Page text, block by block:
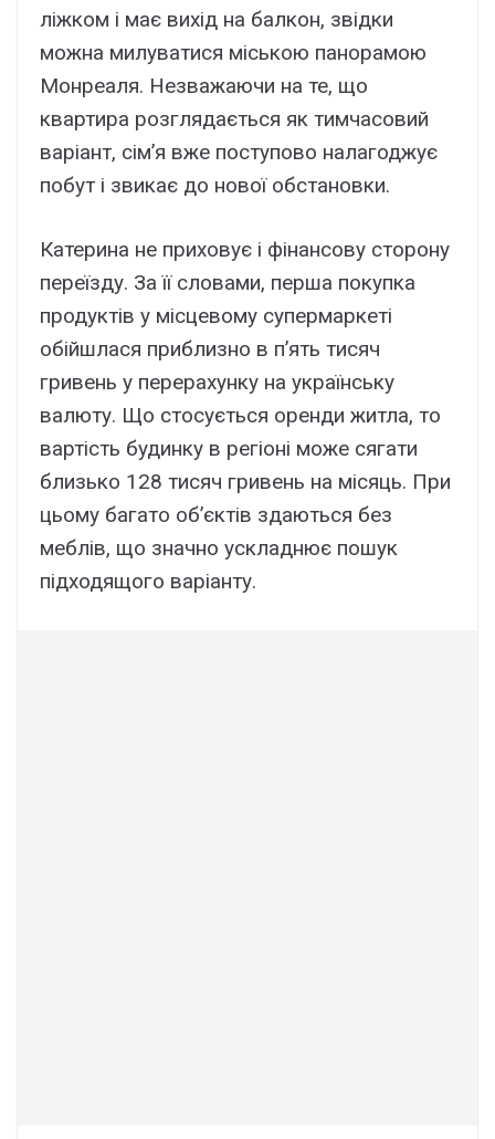
ліжком і має вихід на балкон, звідки
можна милуватися міською панорамою
Монреаля. Незважаючи на те, що
квартира розглядається як тимчасовий
варіант, сім’я вже поступово налагоджує
побут і звикає до нової обстановки.
Катерина не приховує і фінансову сторону
переїзду. За її словами, перша покупка
продуктів у місцевому супермаркеті
обійшлася приблизно в п’ять тисяч
гривень у перерахунку на українську
валюту. Що стосується оренди житла, то
вартість будинку в регіоні може сягати
близько 128 тисяч гривень на місяць. При
цьому багато об’єктів здаються без
меблів, що значно ускладнює пошук
підходящого варіанту.